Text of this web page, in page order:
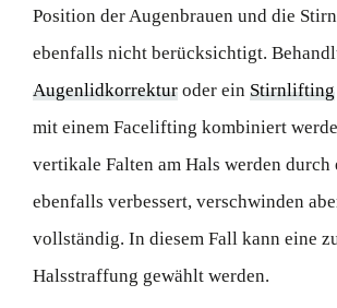
Position der Augenbrauen und die
ebenfalls nicht berücksichtigt.
Augenlidkorrekturoder ein Stirnlifting
mit einem Facelifting kombiniert
vertikale Falten am Hals werden
ebenfalls verbessert, verschwinden
vollständig. In diesem Fall kann eine
Halsstraffung gewählt werden.